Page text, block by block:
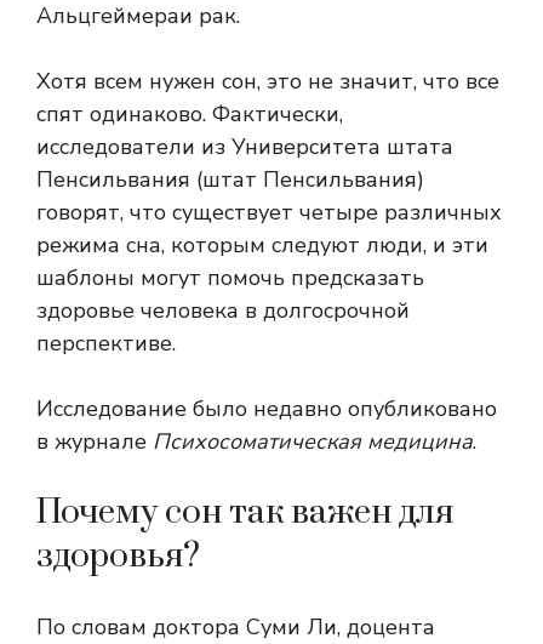
Альцгеймераи рак.
Хотя всем нужен сон, это не значит, что все
спят одинаково. Фактически,
исследователи из Университета штата
Пенсильвания (штат Пенсильвания)
говорят, что существует четыре различных
режима сна, которым следуют люди, и эти
шаблоны могут помочь предсказать
здоровье человека в долгосрочной
перспективе.
Исследование было недавно опубликовано
в журнале Психосоматическая медицина.
Почему сон так важен для
здоровья?
По словам доктора Суми Ли, доцента